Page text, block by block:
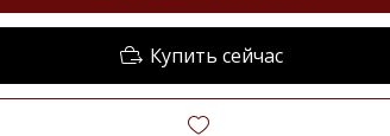
Купить сейчас